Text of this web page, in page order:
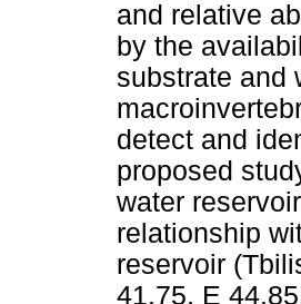
and relative
by the
substrate and
detect and
proposed
water
relationship
reservoir
41.75, E